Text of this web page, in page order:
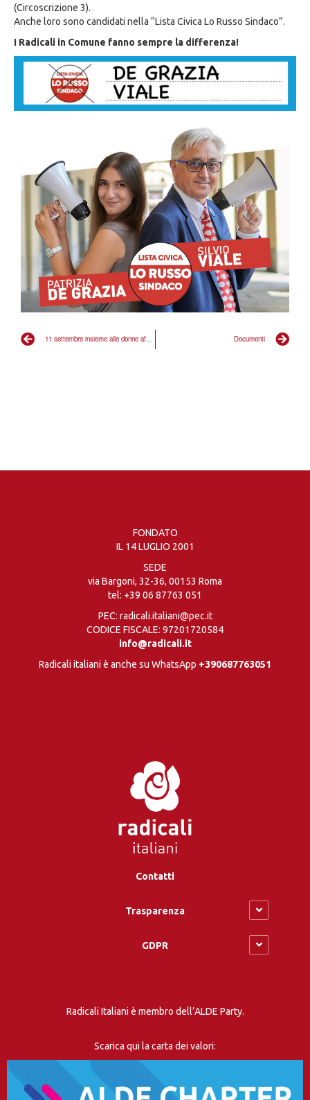
11 settembre insieme alle donne afghane Documenti
(Circoscrizione 3).
Anche loro sono candidati nella “Lista Civica Lo Russo Sindaco”.
I Radicali in Comune fanno sempre la differenza!
FONDATO
IL 14 LUGLIO 2001
SEDE
via Bargoni, 32-36, 00153 Roma
tel: +39 06 87763 051
PEC: radicali.italiani@pec.it
CODICE FISCALE: 97201720584
info@radicali.it
Radicali italiani è anche su WhatsApp +390687763051
Contatti
Trasparenza
GDPR
Radicali Italiani è membro dell’ALDE Party.
Scarica qui la carta dei valori: